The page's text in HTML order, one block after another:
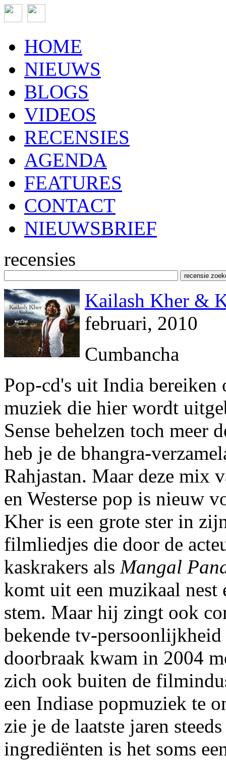
HOME
NIEUWS
BLOGS
VIDEOS
RECENSIES
AGENDA
FEATURES
CONTACT
NIEUWSBRIEF
recensies
Kailash Kher &
februari, 2010
Cumbancha
Pop-cd's uit India
muziek die hier wordt
Sense behelzen toch meer
heb je de bhangra-
Rahjastan. Maar deze mix
en Westerse pop is nieuw
Kher is een grote ster in
filmliedjes die door de
kaskrakers als Mangal
komt uit een muzikaal nest
stem. Maar hij zingt ook
bekende tv-
doorbraak kwam in 2004
zich ook buiten de
een Indiase popmuziek te
zie je de laatste jaren
ingrediënten is het soms